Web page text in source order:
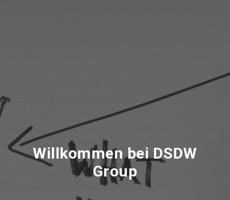
Willkommen bei DSDW
Group